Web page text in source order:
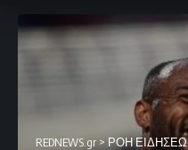
REDNEWS.gr > ΡΟΗ